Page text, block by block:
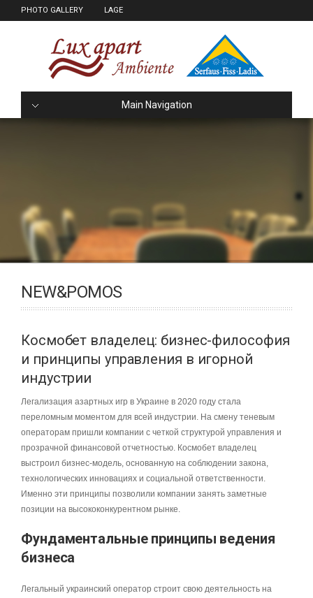
PHOTO GALLERY LAGE
Main Navigation
NEW&POMOS
Космобет владелец: бизнес-философия
и принципы управления в игорной
индустрии
Легализация азартных игр в Украине в 2020 году стала
переломным моментом для всей индустрии. На смену теневым
операторам пришли компании с четкой структурой управления и
прозрачной финансовой отчетностью. Космобет владелец
выстроил бизнес-модель, основанную на соблюдении закона,
технологических инновациях и социальной ответственности.
Именно эти принципы позволили компании занять заметные
позиции на высококонкурентном рынке.
Фундаментальные принципы ведения
бизнеса
Легальный украинский оператор строит свою деятельность на